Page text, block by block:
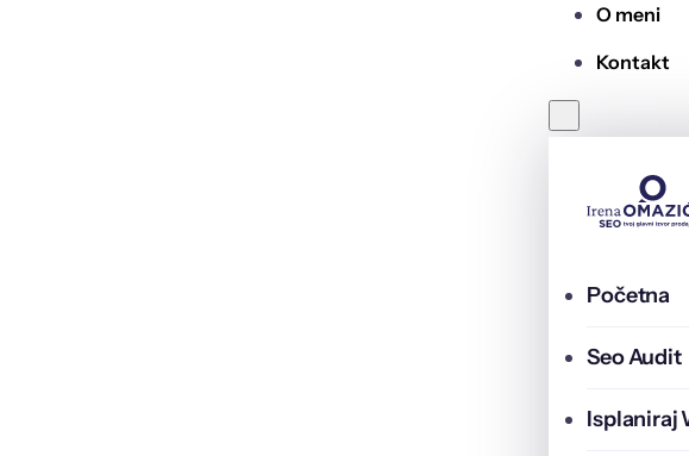
O meni
Kontakt
Početna
Seo Audit
Isplaniraj